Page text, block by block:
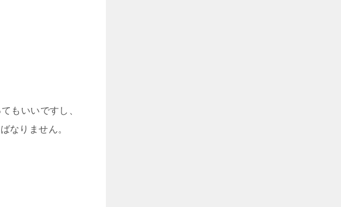
もいいですし、
なりません。